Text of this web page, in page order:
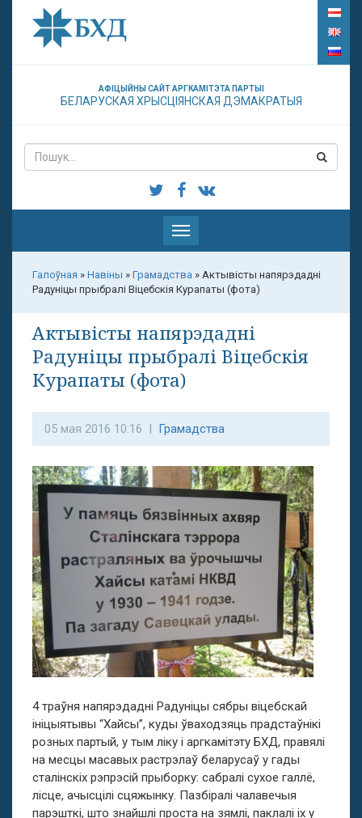
АФІЦЫЙНЫ САЙТ АРГКАМІТЭТА ПАРТЫІ
БЕЛАРУСКАЯ ХРЫСЦІЯНСКАЯ ДЭМАКРАТЫЯ
Паказаць
меню
Галоўная » Навіны » Грамадства » Актывісты напярэдадні
Радуніцы прыбралі Віцебскія Курапаты (фота)
Актывісты напярэдадні
Радуніцы прыбралі Віцебскія
Курапаты (фота)
05 мая 2016 10:16 | Грамадства
4 траўня напярэдадні Радуніцы сябры віцебскай
ініцыятывы “Хайсы”, куды ўваходзяць прадстаўнікі
розных партый, у тым ліку і аргкамітэту БХД, правялі
на месцы масавых растрэлаў беларусаў у гады
сталінскіх рэпрэсій прыборку: сабралі сухое галлё,
лісце, ачысцілі сцяжынку. Пазбіралі чалавечыя
парэшткі, што знайшлі проста на зямлі, паклалі іх у